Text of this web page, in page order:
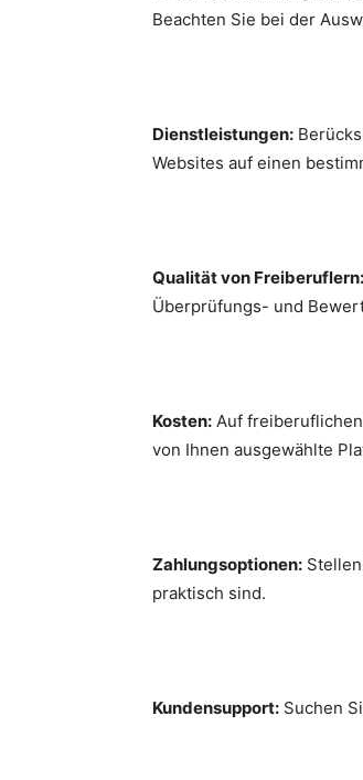
Beachten Sie bei der
Dienstleistungen:
Websites auf einen
Qualität von Freiberuflern:
Überprüfungs- und
Kosten: Auf
von Ihnen ausgewählte
Zahlungsoptionen:
praktisch sind.
Kundensupport: Suchen